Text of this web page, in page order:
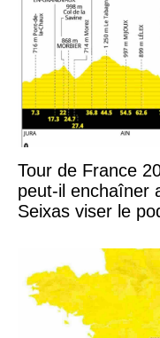
Tour de France
peut-il enchaîner
Seixas viser le